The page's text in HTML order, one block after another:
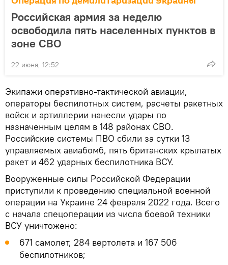
Российская армия за неделю
освободила пять населенных пунктов в
зоне СВО
22 июня, 12:52
Экипажи оперативно-тактической авиации,
операторы беспилотных систем, расчеты ракетных
войск и артиллерии нанесли удары по
назначенным целям в 148 районах СВО.
Российские системы ПВО сбили за сутки 13
управляемых авиабомб, пять британских крылатых
ракет и 462 ударных беспилотника ВСУ.
Вооруженные силы Российской Федерации
приступили к проведению специальной военной
операции на Украине 24 февраля 2022 года. Всего
с начала спецоперации из числа боевой техники
ВСУ уничтожено:
671 самолет, 284 вертолета и 167 506
беспилотников;